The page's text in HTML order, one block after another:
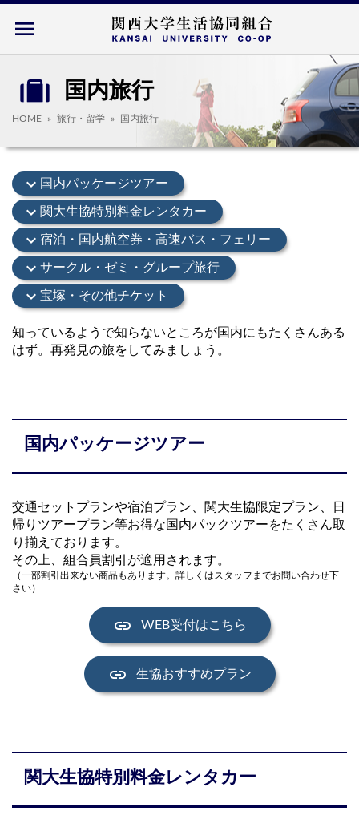
menu
国内旅行
HOME 旅行・留学 国内旅行
expand_more 国内パッケージツアー
expand_more関大生協特別料金レンタカー
expand_more宿泊・国内航空券・高速バス・フェリー
expand_moreサークル・ゼミ・グループ旅行
expand_more宝塚・その他チケット
知っているようで知らないところが国内にもたくさんある
はず。再発見の旅をしてみましょう。
国内パッケージツアー
交通セットプランや宿泊プラン、関大生協限定プラン、日
帰りツアープラン等お得な国内パックツアーをたくさん取
り揃えております。
その上、組合員割引が適用されます。
（一部割引出来ない商品もあります。詳しくはスタッフまでお問い合わせ下
さい）
link WEB受付はこちら
link 生協おすすめプラン
関大生協特別料金レンタカー